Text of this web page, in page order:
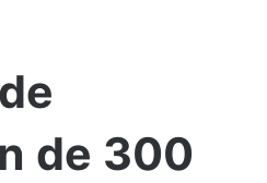
de 300